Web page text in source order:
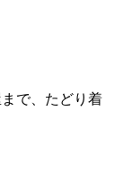
で、たどり着